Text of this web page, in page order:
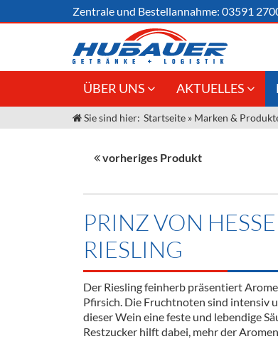
Zentrale und Bestellannahme: 03591
ÜBER UNS
Jobs
Unser Liefergebiet
AKTUELLES
Angebote
Innovation - Die
Termine
Sie sind hier: Startseite » Marken &
vorheriges Produkt
PRINZ VON
RIESLING
Der Riesling feinherb präsentiert
Pfirsich. Die Fruchtnoten sind intensiv
dieser Wein eine feste und lebendige
Restzucker hilft dabei, mehr der